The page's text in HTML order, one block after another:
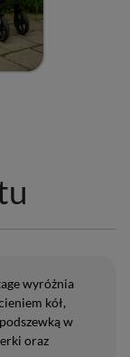
wyróżnia
kół,
w
oraz